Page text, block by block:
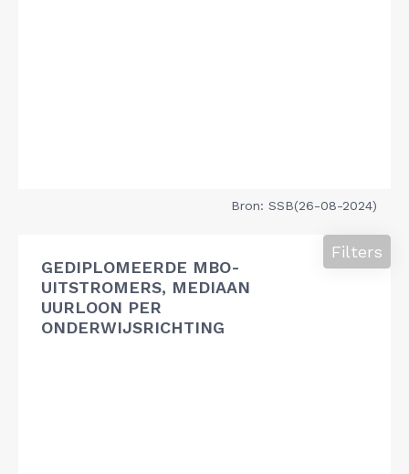
Bron: SSB(26-08-2024)
GEDIPLOMEERDE MBO-
UITSTROMERS, MEDIAAN
UURLOON PER
ONDERWIJSRICHTING
Filters